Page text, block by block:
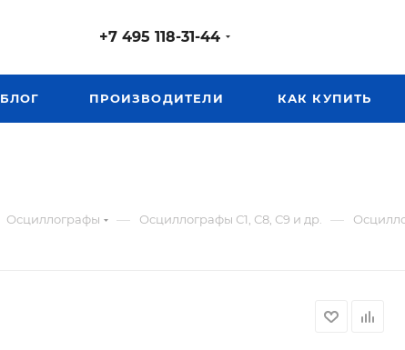
+7 495 118-31-44
БЛОГ ПРОИЗВОДИТЕЛИ КАК КУПИТЬ
Осциллографы — Осциллографы С1, С8, С9 и др. —